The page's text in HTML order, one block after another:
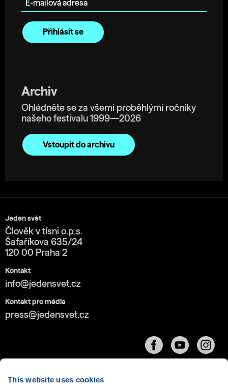
This website uses cookies
Archiv
Ohlédněte se za všemi proběhlými ročníky
našeho festivalu 1999—2026
Vstoupit do archivu
Jeden svět
Člověk v tísni o.p.s.
Šafaříkova 635/24
120 00 Praha 2
Kontakt
info@jedensvet.cz
Kontakt pro média
press@jedensvet.cz